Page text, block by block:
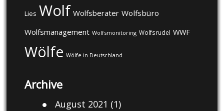
Lies Wolf Wolfsberater Wolfsbüro
Wolfsmanagement Wolfsmonitoring Wolfsrudel WWF
Wölfe Wölfe in Deutschland
Archive
August 2021 (1)